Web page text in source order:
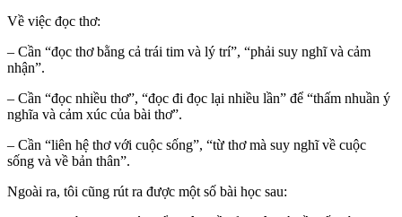
Về việc đọc thơ:
– Cần “đọc thơ bằng cả trái tim và lý trí”, “phải suy nghĩ và cảm
nhận”.
– Cần “đọc nhiều thơ”, “đọc đi đọc lại nhiều lần” để “thấm nhuần ý
nghĩa và cảm xúc của bài thơ”.
– Cần “liên hệ thơ với cuộc sống”, “từ thơ mà suy nghĩ về cuộc
sống và về bản thân”.
Ngoài ra, tôi cũng rút ra được một số bài học sau: